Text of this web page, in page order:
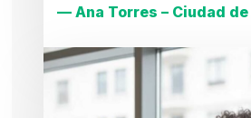
— Ana Torres – Ciudad